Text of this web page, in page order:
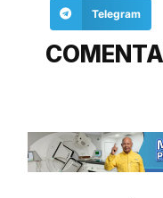
Telegram